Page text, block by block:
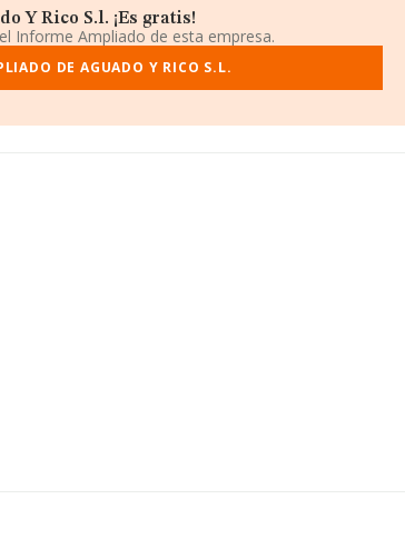
sobre 9.722 compañías, a nivel nacional la
y se calcula un promedio de facturación de 263 mil
ampliar la información relativa a las compañías, la
La antigüedad desde la constitución es de 17 años.
Y Rico S.l. ¡Es gratis!
Informe Ampliado de esta empresa.
DE AGUADO Y RICO S.L.